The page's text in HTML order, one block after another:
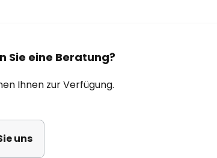
Sie eine Beratung?
Ihnen zur Verfügung.
uns